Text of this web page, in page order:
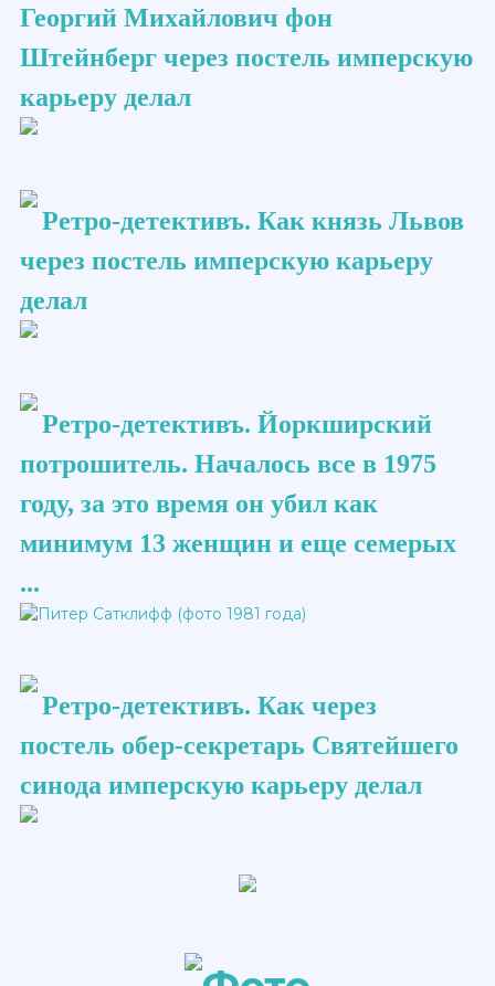
Георгий Михайлович фон
Штейнберг через постель имперскую
карьеру делал
Ретро-детективъ. Как князь Львов
через постель имперскую карьеру
делал
Ретро-детективъ. Йоркширский
потрошитель. Началось все в 1975
году, за это время он убил как
минимум 13 женщин и еще семерых
...
Ретро-детективъ. Как через
постель обер-секретарь Святейшего
синода имперскую карьеру делал